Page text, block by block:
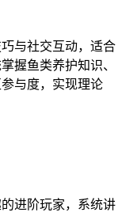
与社交互动，适合
握鱼类养护知识、
与度，实现理论
进阶玩家，系统讲